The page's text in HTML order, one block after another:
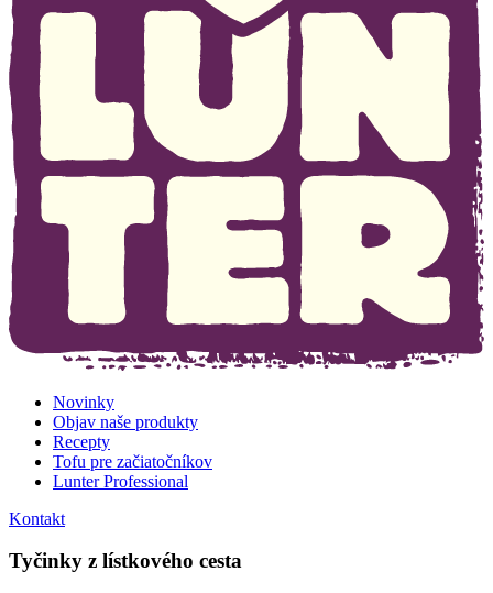
Novinky
Objav naše produkty
Recepty
Tofu pre začiatočníkov
Lunter Professional
Kontakt
Tyčinky z lístkového cesta